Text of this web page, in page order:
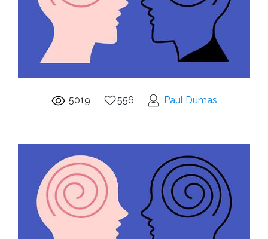
5019 556 Paul Dumas